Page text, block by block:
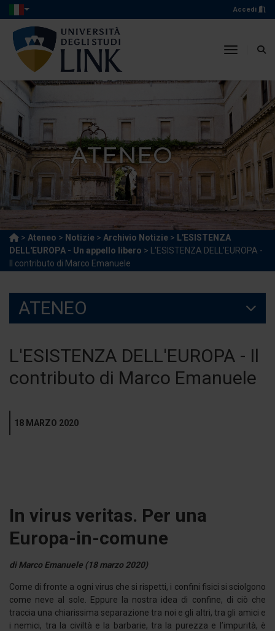
Accedi
toggle
ATENEO
> Ateneo > Notizie > Archivio Notizie > L'ESISTENZA
DELL'EUROPA - Un appello libero > L'ESISTENZA DELL'EUROPA -
Il contributo di Marco Emanuele
ATENEO
L'ESISTENZA DELL'EUROPA - Il
contributo di Marco Emanuele
18 MARZO 2020
In virus veritas. Per una
Europa-in-comune
di Marco Emanuele (18 marzo 2020)
Come di fronte a ogni virus che si rispetti, i confini fisici si sciolgono
come neve al sole. Eppure la nostra idea di confine, di ciò che
traccia una chiarissima separazione tra noi e gli altri, tra gli amici e
i nemici, tra la civiltà e la barbarie, tra la purezza e l’impurità, è